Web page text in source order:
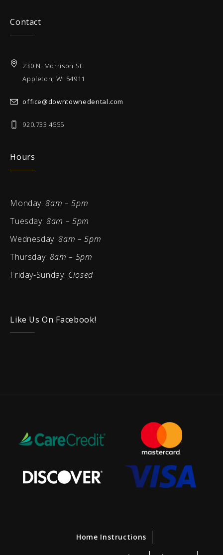
Contact
230 N. Morrison St.
Appleton, WI 54911
office@downtownedental.com
920.733.4555
Hours
Monday:8am – 5pm
Tuesday:8am – 5pm
Wednesday:8am – 5pm
Thursday: 8am – 5pm
Friday-Sunday: Closed
Like Us On Facebook!
Home Instructions